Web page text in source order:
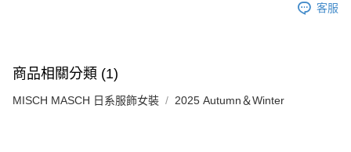
客服
商品相關分類 (1)
MISCH MASCH 日系服飾女裝 2025 Autumn＆Winter